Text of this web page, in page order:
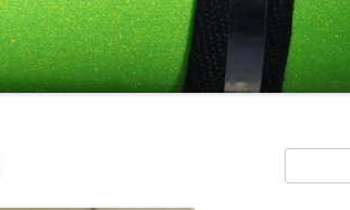
nach: